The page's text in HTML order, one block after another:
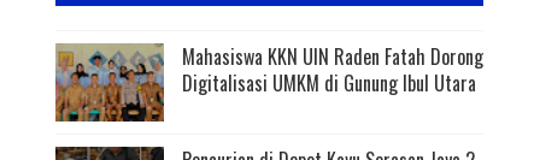
Mahasiswa KKN UIN Raden Fatah Dorong
Digitalisasi UMKM di Gunung Ibul Utara